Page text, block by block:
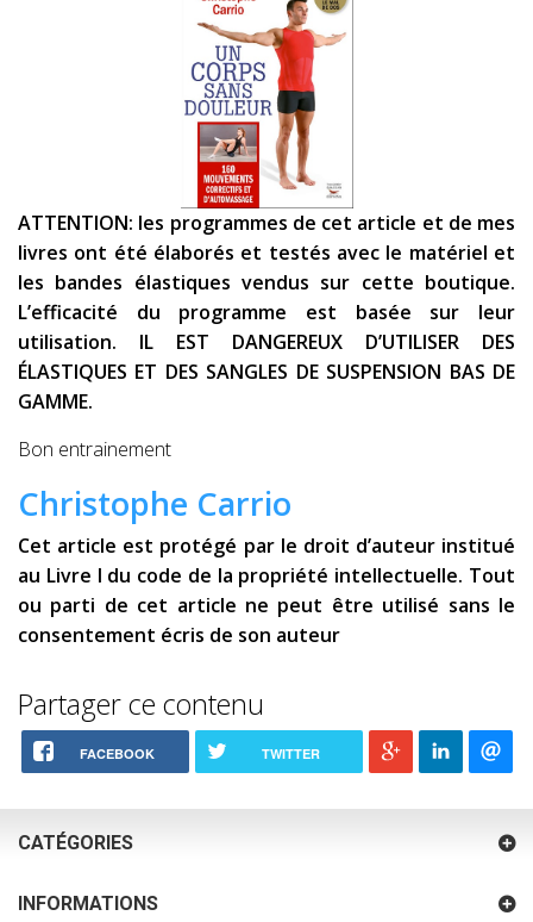
ATTENTION: les programmes de cet article et de mes
livres ont été élaborés et testés avec le matériel et
les bandes élastiques vendus sur cette boutique.
L’efficacité du programme est basée sur leur
utilisation. IL EST DANGEREUX D’UTILISER DES
ÉLASTIQUES ET DES SANGLES DE SUSPENSION BAS DE
GAMME.
Bon entrainement
Christophe Carrio
Cet article est protégé par le droit d’auteur institué
au Livre I du code de la propriété intellectuelle. Tout
ou parti de cet article ne peut être utilisé sans le
consentement écris de son auteur
Partager ce contenu
FACEBOOK TWITTER
CATÉGORIES
INFORMATIONS